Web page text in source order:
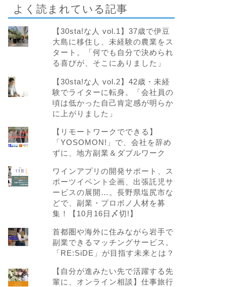
よく読まれている記事
【30sta!な人 vol.1】37歳で伊豆
大島に移住し、未経験の農業をス
タート。「何でも自分で決められ
る喜びが、そこにありました」
【30sta!な人 vol.2】42歳・未経
験でライターに転身。「会社員の
頃は低かった自己肯定感が明らか
に上がりました」
【リモートワークでできる】
「YOSOMON!」で、会社を辞め
ずに、地方副業＆ダブルワーク
ワインアプリの開発サポート、ス
ポーツイベント企画、出張託児サ
ービスの展開…。長野県塩尻市な
どで、副業・プロボノ人材を募
集！【10月16日〆切!】
首都圏や海外に住みながら岩手で
副業できるマッチングサービス。
「RE:SiDE」が目指す未来とは？
【自分が進みたい先で活躍する先
輩に、オンライン相談】仕事旅行